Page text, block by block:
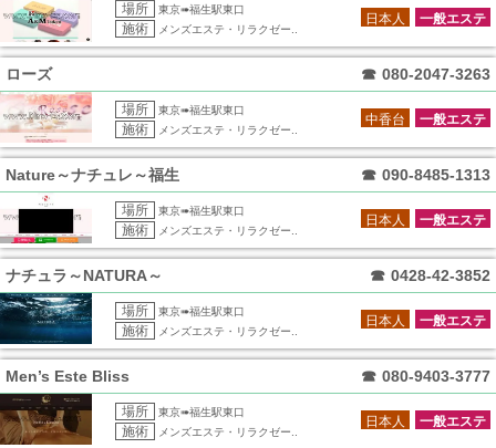
場所 東京➠福生駅東口
施術 メンズエステ・リラクゼー..
一般エステ
日本人
ローズ ☎ 080-2047-3263
場所 東京➠福生駅東口
施術 メンズエステ・リラクゼー..
一般エステ
中香台
Nature～ナチュレ～福生 ☎ 090-8485-1313
場所 東京➠福生駅東口
施術 メンズエステ・リラクゼー..
一般エステ
日本人
ナチュラ～NATURA～ ☎ 0428-42-3852
場所 東京➠福生駅東口
施術 メンズエステ・リラクゼー..
一般エステ
日本人
Men’s Este Bliss ☎ 080-9403-3777
場所 東京➠福生駅東口
施術 メンズエステ・リラクゼー..
一般エステ
日本人